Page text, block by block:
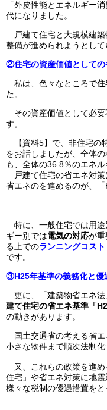
「外皮性能とエネルギー
代になりました。
戸建て住宅と大規模建築
整備が進められようとして
②住宅の資産価値としての
私は、色々なところで住
た。
その資産価値として必要
す。
【資料5】で、非住宅の
をお話しましたが、全体
も、全体の36.8％のエネ
戸建て住宅の省エネ対策
省エネのを進めるのが、「
【
特に、一般住宅では用途
ギー別では電気の対応が重
る上でのランニングコス
です。
③H25年基準の義務化と優
更に、「建築物省エネ法
建て住宅の省エネ基準「
の動きがあります。
国土交通省の考える省エ
小さな物件まで順次法制化
又、これらの政策を進め
住宅」や省エネ対策に地
様々な税制の優遇措置をと
【